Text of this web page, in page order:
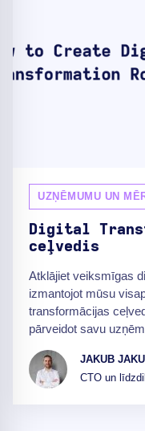
UZŅĒMUMU UN
Digital
ceļvedis
Atklājiet veiksmīgas
izmantojot mūsu
transformācijas
pārveidot savu
JAKUB
CTO un